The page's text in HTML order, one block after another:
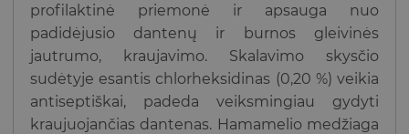
profilaktinė priemonė ir apsauga nuo
padidėjusio dantenų ir burnos gleivinės
jautrumo, kraujavimo. Skalavimo skysčio
sudėtyje esantis chlorheksidinas (0,20 %) veikia
antiseptiškai, padeda veiksmingiau gydyti
kraujuojančias dantenas. Hamamelio medžiaga